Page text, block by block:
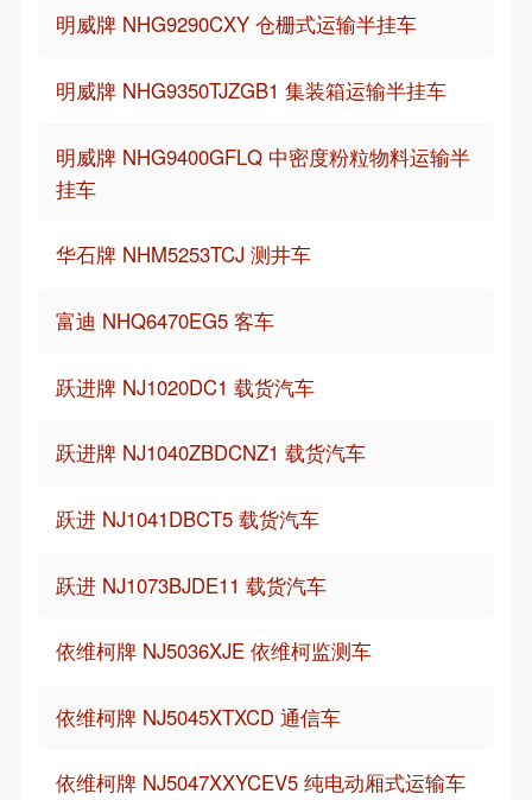
明威牌 NHG9290CXY 仓栅式运输半挂车
明威牌 NHG9350TJZGB1 集装箱运输半挂车
明威牌 NHG9400GFLQ 中密度粉粒物料运输半
挂车
华石牌 NHM5253TCJ 测井车
富迪 NHQ6470EG5 客车
跃进牌 NJ1020DC1 载货汽车
跃进牌 NJ1040ZBDCNZ1 载货汽车
跃进 NJ1041DBCT5 载货汽车
跃进 NJ1073BJDE11 载货汽车
依维柯牌 NJ5036XJE 依维柯监测车
依维柯牌 NJ5045XTXCD 通信车
依维柯牌 NJ5047XXYCEV5 纯电动厢式运输车